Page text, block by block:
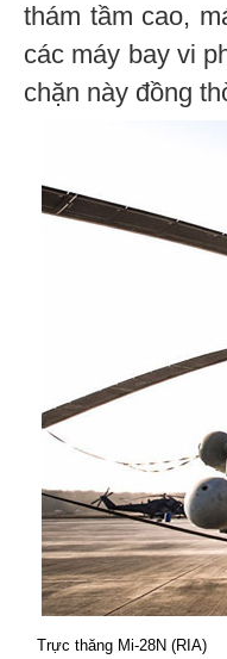
thám tầm cao,
các máy bay vi
chặn này đồng
Trực thăng Mi-28N (RIA)